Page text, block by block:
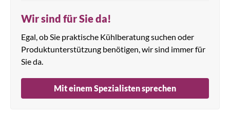
Wir sind für Sie da!
Egal, ob Sie praktische Kühlberatung suchen oder
Produktunterstützung benötigen, wir sind immer für
Sie da.
Mit einem Spezialisten sprechen